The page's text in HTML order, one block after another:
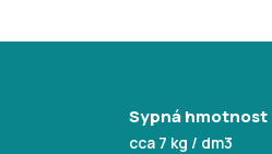
Sypná hmotnost
cca 7 kg / dm3